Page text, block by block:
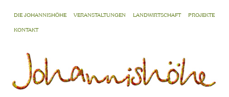
DIE JOHANNISHÖHE VERANSTALTUNGEN LANDWIRTSCHAFT PROJEKTE
KONTAKT